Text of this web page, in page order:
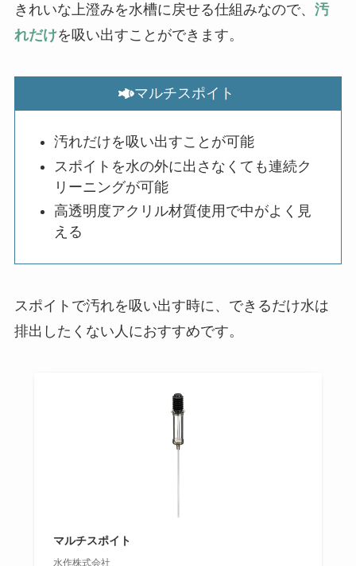
きれいな上澄みを水槽に戻せる仕組みなので、 汚
れだけを吸い出すことができます。
マルチスポイト
汚れだけを吸い出すことが可能
スポイトを水の外に出さなくても連続ク
リーニングが可能
高透明度アクリル材質使用で中がよく見
える
スポイトで汚れを吸い出す時に、できるだけ水は
排出したくない人におすすめです。
マルチスポイト
水作株式会社